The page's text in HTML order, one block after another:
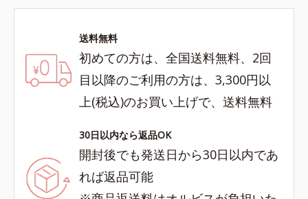
送料無料
初めての方は、全国送料無料、2回
目以降のご利用の方は、3,300円以
上(税込)のお買い上げで、送料無料
30日以内なら返品OK
開封後でも発送日から30日以内であ
れば返品可能